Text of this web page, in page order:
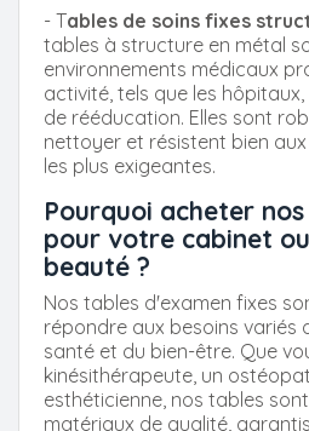
- Tables de soins fixes
tables à structure en métal
environnements médicaux
activité, tels que les
de rééducation. Elles sont
nettoyer et résistent bien
les plus exigeantes.
Pourquoi acheter
pour votre cabinet
beauté ?
Nos tables d'examen fixes
répondre aux besoins variés
santé et du bien-être. Que
kinésithérapeute, un
esthéticienne, nos tables
matériaux de qualité,